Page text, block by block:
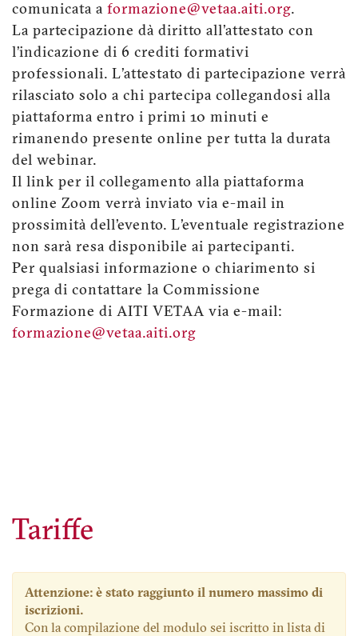
comunicata a formazione@vetaa.aiti.org.
La partecipazione dà diritto all’attestato con
l’indicazione di 6 crediti formativi
professionali. L’attestato di partecipazione verrà
rilasciato solo a chi partecipa collegandosi alla
piattaforma entro i primi 10 minuti e
rimanendo presente online per tutta la durata
del webinar.
Il link per il collegamento alla piattaforma
online Zoom verrà inviato via e-mail in
prossimità dell’evento. L’eventuale registrazione
non sarà resa disponibile ai partecipanti.
Per qualsiasi informazione o chiarimento si
prega di contattare la Commissione
Formazione di AITI VETAA via e-mail:
formazione@vetaa.aiti.org
Tariffe
Attenzione: è stato raggiunto il numero massimo di
iscrizioni.
Con la compilazione del modulo sei iscritto in lista di